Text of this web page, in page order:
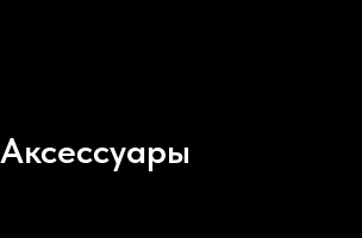
Аксессуары